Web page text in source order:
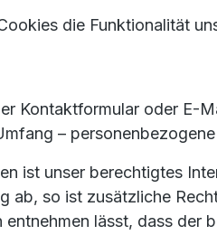
die Funktionalität
Kontaktformular oder
–
ist unser berechtigtes
ab, so ist zusätzliche
lässt, dass